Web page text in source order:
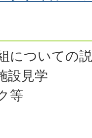
についての
設見学
等